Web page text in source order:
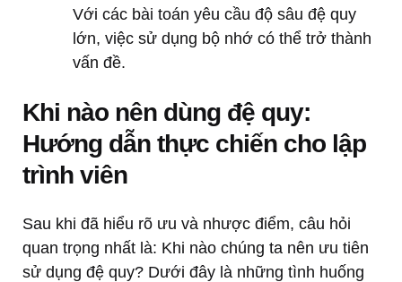
Với các bài toán yêu cầu độ sâu đệ quy
lớn, việc sử dụng bộ nhớ có thể trở thành
vấn đề.
Khi nào nên dùng đệ quy:
Hướng dẫn thực chiến cho lập
trình viên
Sau khi đã hiểu rõ ưu và nhược điểm, câu hỏi
quan trọng nhất là: Khi nào chúng ta nên ưu tiên
sử dụng đệ quy? Dưới đây là những tình huống